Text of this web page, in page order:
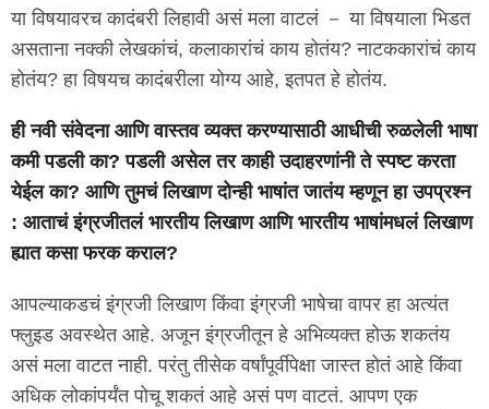
या विषयावरच कादंबरी लिहावी असं मला वाटलं － या विषयाला भिडत
असताना नक्की लेखकांचं, कलाकारांचं काय होतंय? नाटककारांचं काय
होतंय? हा विषयच कादंबरीला योग्य आहे, इतपत हे होतंय.
ही नवी संवेदना आणि वास्तव व्यक्त करण्यासाठी आधीची रुळलेली भाषा
कमी पडली का? पडली असेल तर काही उदाहरणांनी ते स्पष्ट करता
येईल का? आणि तुमचं लिखाण दोन्ही भाषांत जातंय म्हणून हा उपप्रश्न
: आताचं इंग्रजीतलं भारतीय लिखाण आणि भारतीय भाषांमधलं लिखाण
ह्यात कसा फरक कराल?
आपल्याकडचं इंग्रजी लिखाण किंवा इंग्रजी भाषेचा वापर हा अत्यंत
फ्लुइड अवस्थेत आहे. अजून इंग्रजीतून हे अभिव्यक्त होऊ शकतंय
असं मला वाटत नाही. परंतु तीसेक वर्षांपूर्वीपेक्षा जास्त होतं आहे किंवा
अधिक लोकांपर्यंत पोचू शकतं आहे असं पण वाटतं. आपण एक